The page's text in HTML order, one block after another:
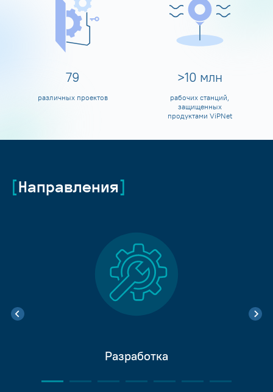
80
различных проектов
>10 млн
рабочих станций,
защищенных
продуктами ViPNet
Направления
Разработка